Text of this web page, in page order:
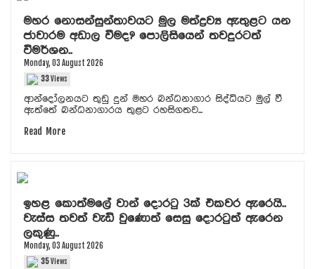
මහර නොසන්සුන්තාවයට මුල මත්ද්‍රව්‍ය ඇතුළට යන
ජාවාරම අඩාල වීමද? පොලිසියෙන් තවදුරටත්
විමර්ශන..
Monday, 03 August 2026
33Views
ආන්දෝලනයට තුඩු දුන් මහර බන්ධනාගාර සිද්ධියට මුල් වී
ඇත්තේ බන්ධනාගාරය තුළට රහසිගතව...
Read More
ඉහළ කොත්මලේ වාන් දොරටු 3ක් එකවර ඇරෙයි..
වැස්ස තවත් වැඩි වුණොත් සෙසු දොරටුත් ඇරෙන
ලකුණු..
Monday, 03 August 2026
35Views